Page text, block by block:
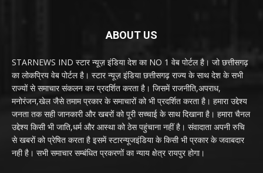
ABOUT US
STARNEWS IND स्टार न्यूज़ इंडिया देश का NO 1 वेब पोर्टल है। जो छत्तीसगढ़
का लोकप्रिय वेब पोर्टल है। स्टार न्यूज़ इंडिया छत्तीसगढ़ राज्य के साथ देश के सभी
राज्यों से समाचार संकलन कर प्रदर्शित करता है। जिसमें राजनीति,अपराध,
मनोरंजन,खेल जैसे तमाम प्रकार के समाचारों को भी प्रदर्शित करता है। हमारा उद्देश्य
जनता तक सही जानकारी और खबरों को पूरी सच्चाई के साथ दिखाना है। हमारा चैनल
उद्देश्य किसी भी जाति,धर्म और आस्था को ठेस पहुंचाना नहीं है। संवादाता अपनी रुचि
से खबरों को प्रेषित करता है इसमें स्टारन्यूजइंडिया के किसी भी प्रकार के जवाबदार
नही है। सभी समाचार सम्बंधित प्रकरणों का न्याय क्षेत्र रायपुर होगा।